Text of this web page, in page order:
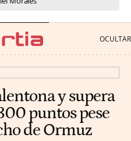
y supera
puntos pese
de Ormuz